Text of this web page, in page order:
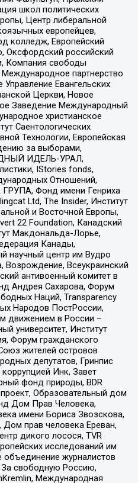
школ политических
Центр либеральной
европейцев,
колледж, Европейский
Оксфордский российский
Компания свободы
партнерство
Евангельских
Церкви, Новое
Заведение Международный
христианское
Саентологических
Технологии, Европейская
за выборами,
ИДЕЛЬ-УРАЛ,
IStories fonds,
Отношений,
Фонд имени Генриха
Ltd, The Insider, Институт
и Восточной Европы,
22 Foundation, Канадский
Макдональда-Лорье,
Канады,
научный центр им Вудро
Возрождение, Всеукраинский
антивоенный комитет в
Андрея Сахарова, Форум
Наций, Transparеncy
Народов ПостРоссии,
движением в России –
университет, Институт
Форум гражданского
жителей островов
депутатов, Гринпис
Инк, Завет
фонд природы, BDR
Образовательный дом
Дом Прав Человека,
имени Бориса Звозскова,
прав человека Ереван,
дикого лосося, TVR
исследований им
объединение журналистов
свободную Россию,
Международная